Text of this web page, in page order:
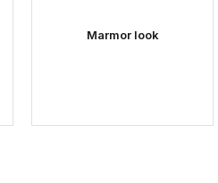
Marmor look